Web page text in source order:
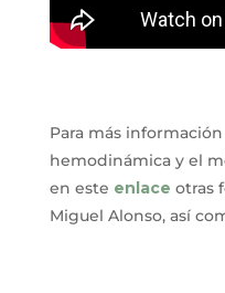
Para más
hemodinámica y el
en este enlace otras
Miguel Alonso, así